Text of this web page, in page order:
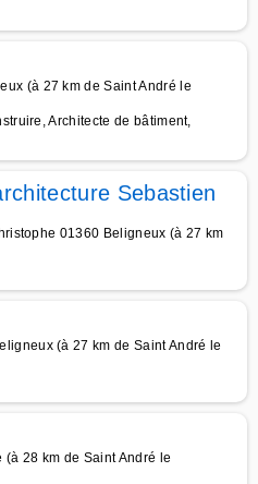
(à 27 km de Saint André le
Architecte de bâtiment,
Sebastien
01360 Beligneux (à 27 km
(à 27 km de Saint André le
28 km de Saint André le